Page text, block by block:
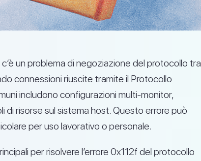
un problema di negoziazione del protocollo tra
connessioni riuscite tramite il Protocollo
includono configurazioni multi-monitor,
di risorse sul sistema host. Questo errore può
per uso lavorativo o personale.
per risolvere l’errore 0x112f del protocollo